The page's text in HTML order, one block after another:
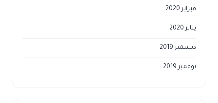
فبراير 2020
يناير 2020
ديسمبر 2019
نوفمبر 2019